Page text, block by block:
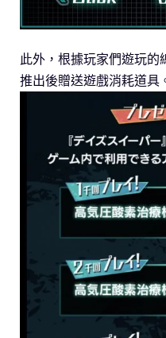
此外，根據玩家們遊玩
推出後贈送遊戲消耗道具